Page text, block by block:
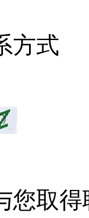
方式
您取